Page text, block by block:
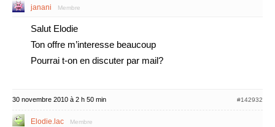
janani Membre
Salut Elodie
Ton offre m’interesse beaucoup
Pourrai t-on en discuter par mail?
30 novembre 2010 à 2 h 50 min #142932
Elodie.lac Membre